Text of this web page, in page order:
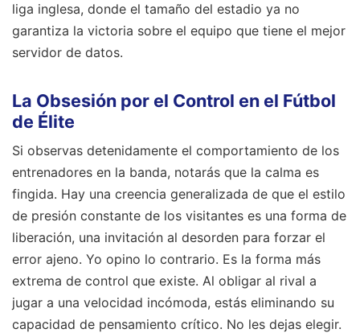
liga inglesa, donde el tamaño del estadio ya no
garantiza la victoria sobre el equipo que tiene el mejor
servidor de datos.
La Obsesión por el Control en el Fútbol
de Élite
Si observas detenidamente el comportamiento de los
entrenadores en la banda, notarás que la calma es
fingida. Hay una creencia generalizada de que el estilo
de presión constante de los visitantes es una forma de
liberación, una invitación al desorden para forzar el
error ajeno. Yo opino lo contrario. Es la forma más
extrema de control que existe. Al obligar al rival a
jugar a una velocidad incómoda, estás eliminando su
capacidad de pensamiento crítico. No les dejas elegir.